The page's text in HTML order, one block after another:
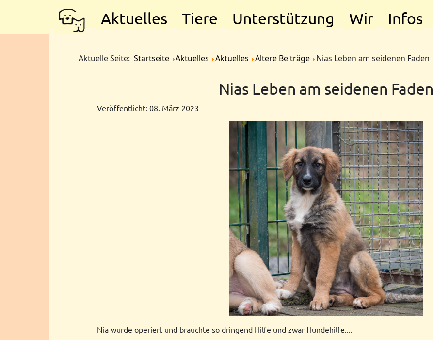
Aktuelles Tiere Unterstützung Wir Infos
Aktuelle Seite: Startseite Aktuelles Aktuelles Ältere Beiträge Nias Leben am seidenen Faden
Nias Leben am seidenen Faden
Veröffentlicht: 08. März 2023
Nia wurde operiert und brauchte so dringend Hilfe und zwar Hundehilfe....